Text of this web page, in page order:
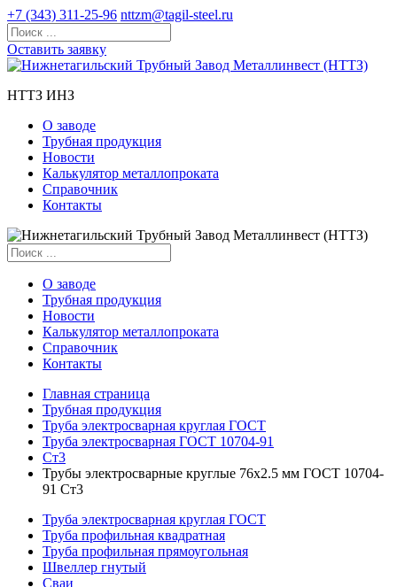
+7 (343) 311-25-96 nttzm@tagil-steel.ru
Оставить заявку
НТТЗ ИНЗ
О заводе
Трубная продукция
Новости
Калькулятор металлопроката
Справочник
Контакты
О заводе
Трубная продукция
Новости
Калькулятор металлопроката
Справочник
Контакты
Главная страница
Трубная продукция
Труба электросварная круглая ГОСТ
Труба электросварная ГОСТ 10704-91
Ст3
Трубы электросварные круглые 76x2.5 мм ГОСТ 10704-
91 Ст3
Труба электросварная круглая ГОСТ
Труба профильная квадратная
Труба профильная прямоугольная
Швеллер гнутый
Сваи